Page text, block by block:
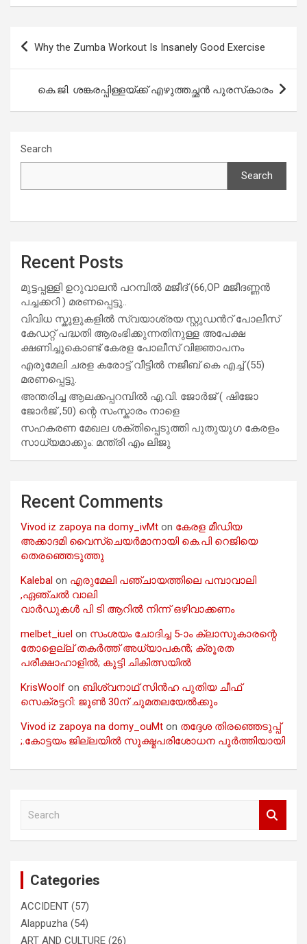
ce
o
o
k
at
s
A
p
p
tt
er
ail ar
e
Post
navigation
Why the Zumba Workout Is Insanely Good Exercise
കെ.ജി. ശങ്കരപ്പിള്ളയ്ക്ക് എഴുത്തച്ഛന്‍ പുരസ്‌കാരം
Search
Search
Recent Posts
മുട്ടപ്പള്ളി ഉറുവാലൻ പറമ്പിൽ മജീദ് (66,OP മജീദണ്ണൻ
പച്ചക്കറി ) മരണപ്പെട്ടു..
വിവിധ സ്കൂളുകളില്‍ സ്വയാശ്രയ സ്റ്റുഡന്‍റ് പോലീസ്
കേഡറ്റ് പദ്ധതി ആരംഭിക്കുന്നതിനുള്ള അപേക്ഷ
ക്ഷണിച്ചുകൊണ്ട് കേരള പോലീസ് വിജ്ഞാപനം
എരുമേലി ചരള കരോട്ട് വീട്ടിൽ നജീബ് കെ എച്ച് (55)
മരണപ്പെട്ടു.
അന്തരിച്ച ആ​ല​ക്ക​പ്പ​റമ്പിൽ​ എ.​വി. ജോ​ർ​ജ് ( ഷിജോ
ജോർജ് ,50) ന്റെ സംസ്കാരം നാളെ
സഹകരണ മേഖല ശക്തിപ്പെടുത്തി പുതുയുഗ കേരളം
സാധ്യമാക്കും: മന്ത്രി എം ലിജു
Recent Comments
Vivod iz zapoya na domy_ivMt on കേരള മീഡിയ
അക്കാദമി വൈസ്ചെയർമാനായി കെ.പി റെജിയെ
തെരഞ്ഞെടുത്തു
Kalebal on എരുമേലി പഞ്ചായത്തിലെ പമ്പാവാലി
,ഏഞ്ചൽ വാലി
വാർഡുകൾ പി ടി ആറിൽ നിന്ന് ഒഴിവാക്കണം
melbet_iuel on സംശയം ചോദിച്ച 5-ാം ക്ലാസുകാരന്റെ
തോളെല്ല് തകർത്ത് അധ്യാപകൻ; ക്രൂരത
പരീക്ഷാഹാളിൽ; കുട്ടി ചികിത്സയിൽ
KrisWoolf on ബിശ്വനാഥ് സിൻഹ പുതിയ ചീഫ്
സെക്രട്ടറി: ജൂൺ 30ന് ചുമതലയേൽക്കും
Vivod iz zapoya na domy_ouMt on തദ്ദേശ തിരഞ്ഞെടുപ്പ്
;.കോട്ടയം ജില്ലയിൽ സൂക്ഷ്മപരിശോധന പൂർത്തിയായി
Categories
ACCIDENT (57)
Alappuzha (54)
ART AND CULTURE (26)